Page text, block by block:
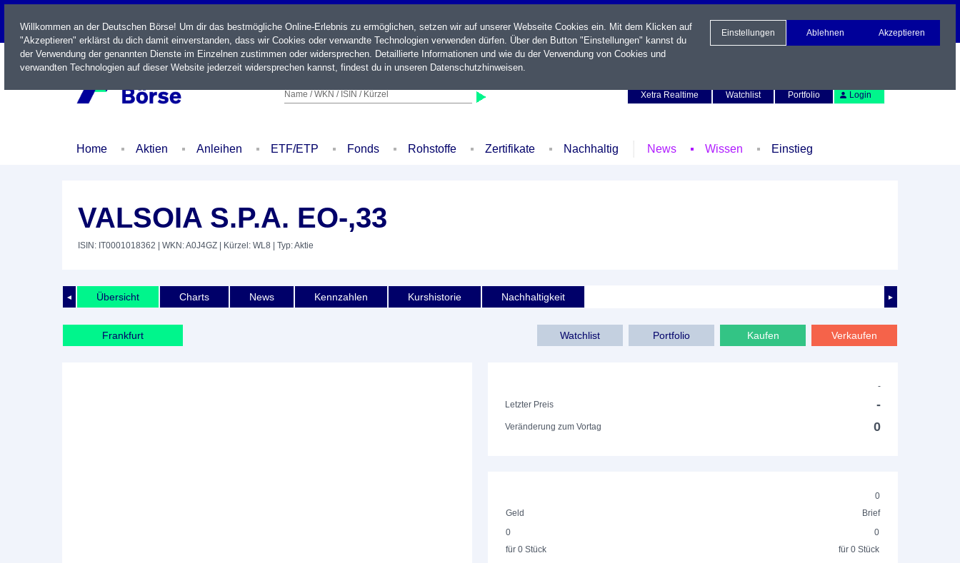
LIVE
Name / WKN / ISIN / Kürzel
Xetra Realtime
Watchlist Portfolio Login
Home Aktien Anleihen ETF/ETP Fonds Rohstoffe Zertifikate Nachhaltig News Wissen Einstieg
VALSOIA S.P.A. EO-,33
ISIN: IT0001018362 | WKN: A0J4GZ | Kürzel: WL8 | Typ: Aktie
◄ ►
Übersicht Charts News Kennzahlen Kurshistorie Nachhaltigkeit
Frankfurt Watchlist Portfolio Kaufen Verkaufen
-
Letzter Preis
-
Veränderung zum Vortag 0
0
Geld
Brief
0
für 0 Stück
0
für 0 Stück
Willkommen an der Deutschen Börse! Um dir das bestmögliche Online-Erlebnis zu ermöglichen, setzen wir auf unserer Webseite Cookies ein. Mit dem Klicken auf
"Akzeptieren" erklärst du dich damit einverstanden, dass wir Cookies oder verwandte Technologien verwenden dürfen. Über den Button "Einstellungen" kannst du
der Verwendung der genannten Dienste im Einzelnen zustimmen oder widersprechen. Detaillierte Informationen und wie du der Verwendung von Cookies und
verwandten Technologien auf dieser Website jederzeit widersprechen kannst, findest du in unseren Datenschutzhinweisen.
Einstellungen Ablehnen Akzeptieren